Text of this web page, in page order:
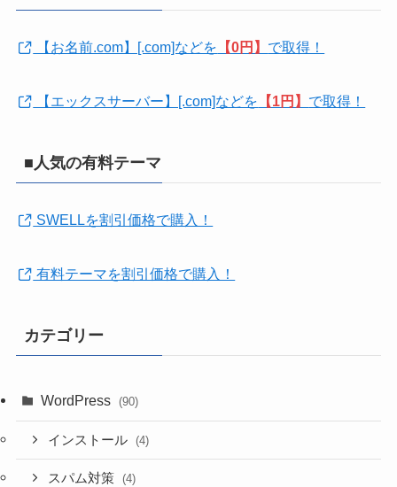
【お名前.com】[.com]などを 【0円】 で取得！
【エックスサーバー】[.com]などを 【1円】 で取得！
■人気の有料テーマ
SWELLを割引価格で購入！
有料テーマを割引価格で購入！
カテゴリー
WordPress (90)
インストール (4)
スパム対策 (4)